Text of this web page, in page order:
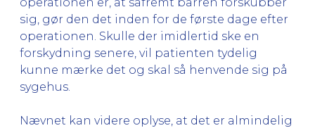
sig, gør den det inden for de første dage efter
operationen. Skulle der imidlertid ske en
forskydning senere, vil patienten tydelig
kunne mærke det og skal så henvende sig på
sygehus.
Nævnet kan videre oplyse, at det er almindelig